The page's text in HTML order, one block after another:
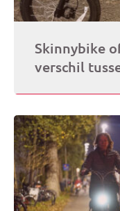
Skinnybike
verschil